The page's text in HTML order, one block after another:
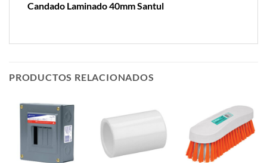
Candado Laminado 40mm Santul
PRODUCTOS RELACIONADOS